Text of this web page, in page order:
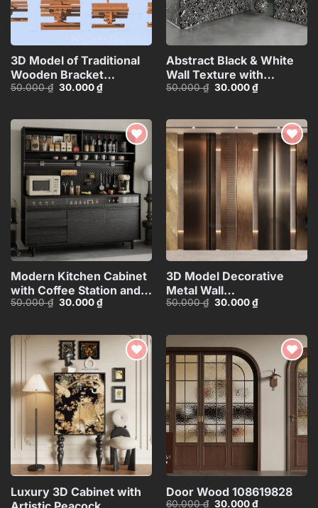
3D Model of Traditional
Wooden Bracket
Structure – 3ds
50.000₫ Giá
30.000₫Giá
hiện
30.000 ₫.
Abstract Black & White
Wall Texture with
Spherical Materials
50.000₫ Giá
30.000₫Giá
hiện
30.000 ₫.
Add to
wishlist
Modern Kitchen Cabinet
with Coffee Station and
Appliances – 3D
50.000₫ Giá
30.000₫Giá
hiện
30.000 ₫.
Add to
wishlist
3D Model Decorative
Metal Wall
Panels_106389229
50.000₫ Giá
30.000₫Giá
hiện
30.000 ₫.
Add to
wishlist
Luxury 3D Cabinet with
Add to
wishlist
Door Wood 108619828
60.000₫ Giá
30.000₫Giá